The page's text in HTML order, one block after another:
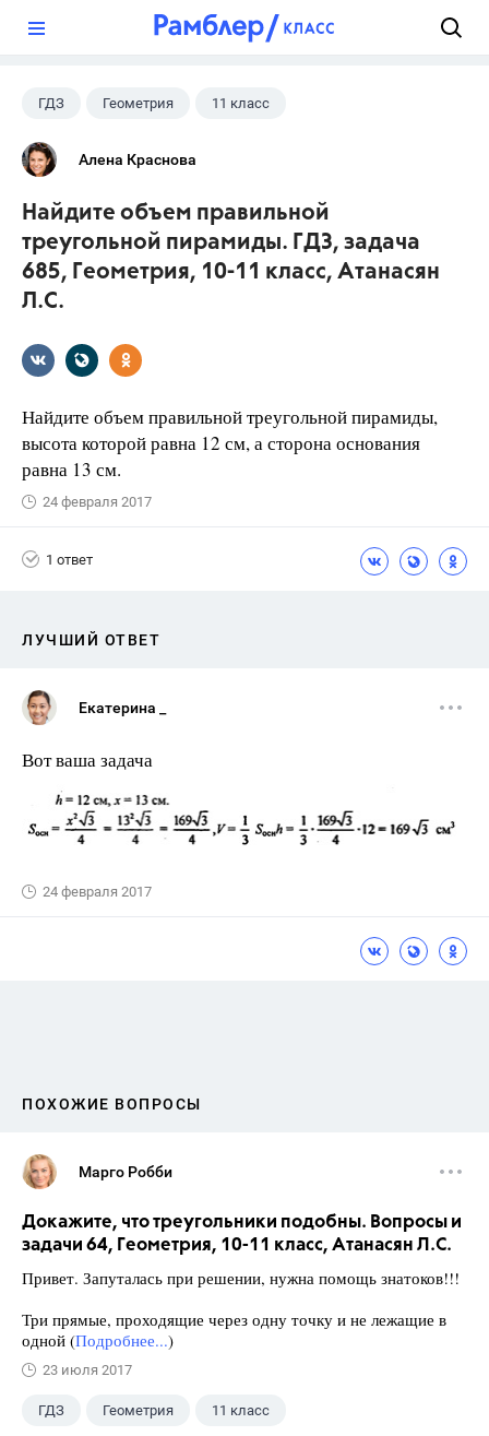
ГДЗ Геометрия 11 класс
10 класс
Алена Краснова
Найдите объем правильной
треугольной пирамиды. ГДЗ, задача
685, Геометрия, 10-11 класс, Атанасян
Л.С.
Найдите объем правильной треугольной пирамиды,
высота которой равна 12 см, а сторона основания
равна 13 см.
24 февраля 2017
1 ответ
ЛУЧШИЙ ОТВЕТ
Екатерина _
Вот ваша задача
24 февраля 2017
ПОХОЖИЕ ВОПРОСЫ
Марго Робби
Докажите, что треугольники подобны. Вопросы и
задачи 64, Геометрия, 10-11 класс, Атанасян Л.С.
Привет. Запуталась при решении, нужна помощь знатоков!!!
Три прямые, проходящие через одну точку и не лежащие в
одной (Подробнее...)
23 июля 2017
ГДЗ Геометрия 11 класс